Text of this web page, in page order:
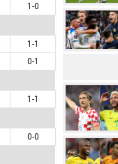
1-0
1-1
0-1
1-1
0-0